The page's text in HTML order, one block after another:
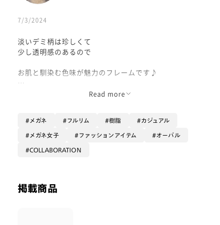
7/3/2024
淡いデミ柄は珍しくて
少し透明感のあるので
お肌と馴染む色味が魅力のフレームです♪
淡色のメガネはお顔の印象が
メガネで印象があまり変わらないので
オシャレにかけたい場合には
ケースもメガネ拭きも
Read more
メガネ フルリム 樹脂 カジュアル
メガネ女子 ファッションアイテム オーバル
COLLABORATION
掲載商品